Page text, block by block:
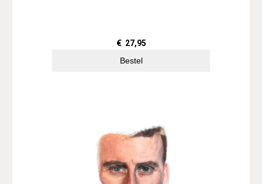
€ 27,95
Bestel